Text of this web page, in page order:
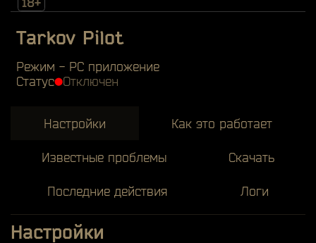
Tarkov Pilot
Режим - PC приложение
Статус⬤Отключен
Настройки Как это работает
Известные проблемы Скачать
Последние действия Логи
Настройки